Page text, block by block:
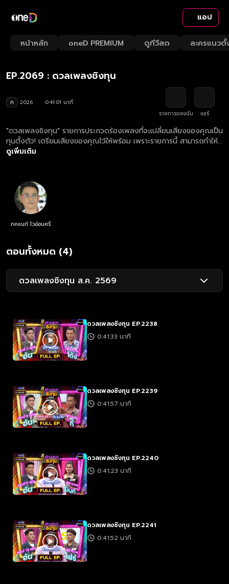
แอป
หน้าหลัก oneD PREMIUM ดูทีวีสด ละครแนวตั้
Loaded:
1.69%
Rate
EP.2069 : ดวลเพลงชิงทุน
ท 2026
0:41:01 นาที
รายการของฉัน
แชร์
"ดวลเพลงชิงทุน" รายการประกวดร้องเพลงที่จะเปลี่ยนเสียงของคุณเป็น
ทุนตั้งตัว! เตรียมเสียงของคุณไว้ให้พร้อม เพราะรายการนี้ สามารถทำให้
เสียงของคุณต่อยอดอนาคตคุณได้! ดูย้อนหลังรายการ ดวลเพลงชิงทุน
ดูเพิ่มเติม
ภคชนก์ โวอ่อนศรี
ตอนทั้งหมด (4)
ดวลเพลงชิงทุน ส.ค. 2569
ดวลเพลงชิงทุน EP.2238
0:41:33 นาที
ดวลเพลงชิงทุน EP.2239
0:41:57 นาที
ดวลเพลงชิงทุน EP.2240
0:41:23 นาที
ดวลเพลงชิงทุน EP.2241
0:41:52 นาที